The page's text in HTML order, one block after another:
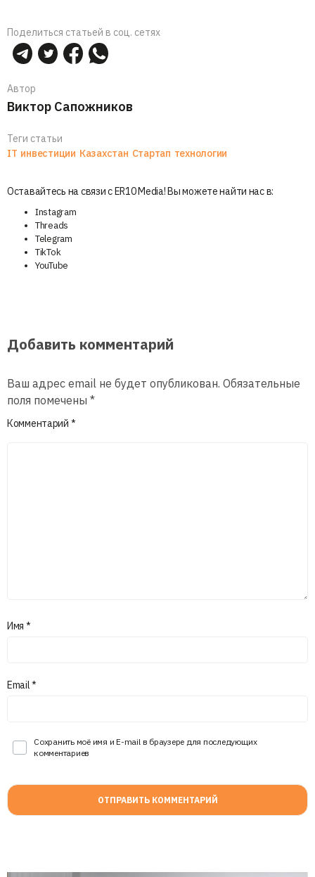
Поделиться статьей в соц. сетях
Автор
Виктор Сапожников
Теги статьи
IT инвестиции Казахстан Стартап технологии
Оставайтесь на связи с ER10 Media! Вы можете найти нас в:
Instagram
Threads
Telegram
TikTok
YouTube
Добавить комментарий
Ваш адрес email не будет опубликован. Обязательные
поля помечены *
Комментарий *
Имя *
Email*
Сохранить моё имя и E-mail в браузере для последующих
комментариев